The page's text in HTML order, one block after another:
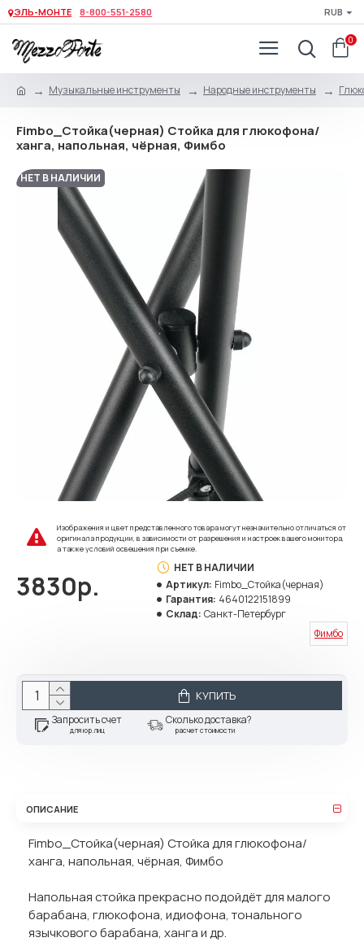
ЭЛЬ-МОНТЕ 8-800-551-2580 RUB
0
Музыкальные инструменты Народные инструменты
Fimbo_Стойка(черная) Стойка для глюкофона/
ханга, напольная, чёрная, Фимбо
НЕТ В НАЛИЧИИ
Изображения и цвет представленного товара могут незначительно отличаться от
оригинала продукции, в зависимости от разрешения и настроек вашего монитора,
а также условий освещения при съемке.
3830р.
НЕТ В НАЛИЧИИ
Артикул: Fimbo_Стойка(черная)
Гарантия: 4640122151899
Склад: Санкт-Петербург
Фимбо
КУПИТЬ
Запросить счет
для юр.лиц
Сколько доставка?
расчет стоимости
ОПИСАНИЕ
Fimbo_Стойка(черная) Стойка для глюкофона/
ханга, напольная, чёрная, Фимбо
Напольная стойка прекрасно подойдёт для малого
барабана, глюкофона, идиофона, тонального
язычкового барабана, ханга и др.